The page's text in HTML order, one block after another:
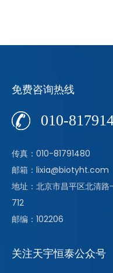
免费咨询热线
010-
传真：010-81791480
邮箱：lixia@biotyht.com
地址：北京市昌平区北清
712
邮编：102206
关注天宇恒泰公众号